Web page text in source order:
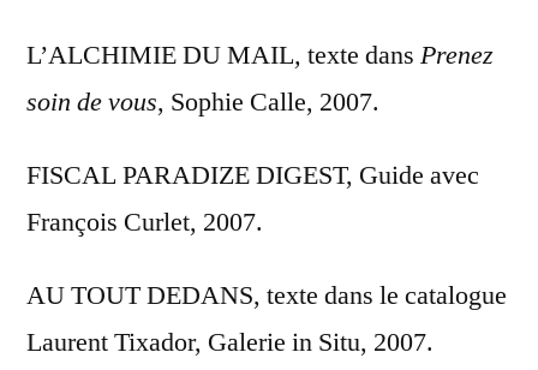
L’ALCHIMIE DU MAIL, texte dans Prenez
soin de vous, Sophie Calle, 2007.
FISCAL PARADIZE DIGEST, Guide avec
François Curlet, 2007.
AU TOUT DEDANS, texte dans le catalogue
Laurent Tixador, Galerie in Situ, 2007.